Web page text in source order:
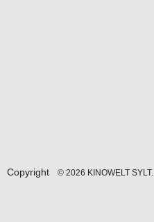
Copyright © 2026 KINOWELT SYLT.